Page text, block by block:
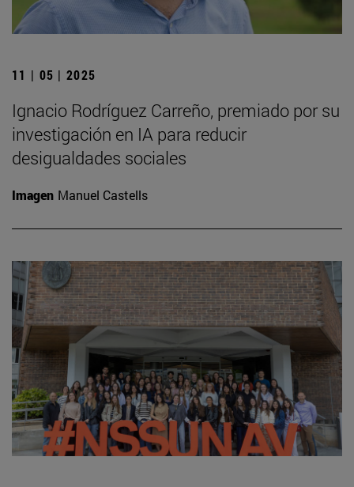
11 | 05 | 2025
Ignacio Rodríguez Carreño, premiado por su
investigación en IA para reducir
desigualdades sociales
Imagen Manuel Castells